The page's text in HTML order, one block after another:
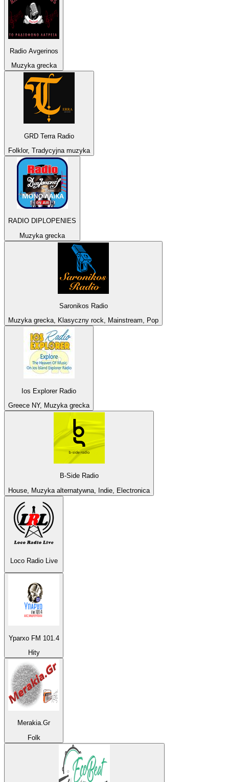
Radio Avgerinos
Muzyka grecka
GRD Terra Radio
Folklor, Tradycyjna muzyka
RADIO DIPLOPENIES
Muzyka grecka
Saronikos Radio
Muzyka grecka, Klasyczny rock, Mainstream, Pop
Ios Explorer Radio
Greece NY, Muzyka grecka
B-Side Radio
House, Muzyka alternatywna, Indie, Electronica
Loco Radio Live
Yparxo FM 101.4
Hity
Merakia.Gr
Folk